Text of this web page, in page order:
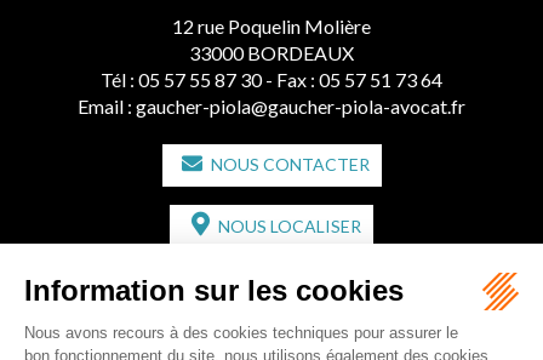
12 rue Poquelin Molière
33000 BORDEAUX
Tél : 05 57 55 87 30 - Fax : 05 57 51 73 64
Email : gaucher-piola@gaucher-piola-avocat.fr
NOUS CONTACTER
NOUS LOCALISER
CABINET SECONDAIRE
2 bis Avenue de l'Europe